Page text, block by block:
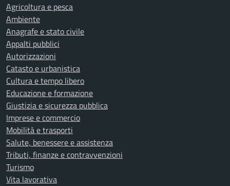
Agricoltura e pesca
Ambiente
Anagrafe e stato civile
Appalti pubblici
Autorizzazioni
Catasto e urbanistica
Cultura e tempo libero
Educazione e formazione
Giustizia e sicurezza pubblica
Imprese e commercio
Mobilità e trasporti
Salute, benessere e assistenza
Tributi, finanze e contravvenzioni
Turismo
Vita lavorativa